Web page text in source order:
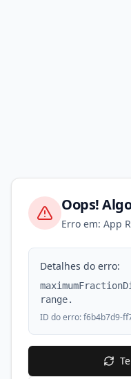
Oops!
Erro em: App
Detalhes do erro:
range.
ID do erro:f6b4b7d9-